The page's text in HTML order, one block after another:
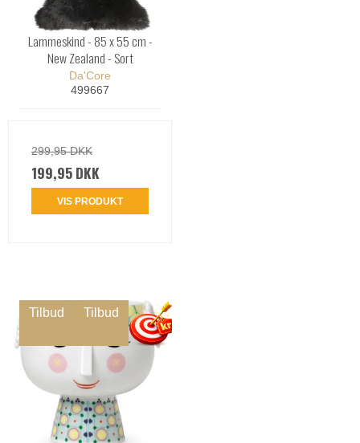
Lammeskind - 85 x 55 cm -
New Zealand - Sort
Da'Core
499667
299,95 DKK
199,95 DKK
VIS PRODUKT
Tilbud Tilbud